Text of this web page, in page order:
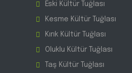
Eski Kültür Tuğlası
Kesme Kültür Tuğlası
Kırık Kültür Tuğlası
Oluklu Kültür Tuğlası
Taş Kültür Tuğlası